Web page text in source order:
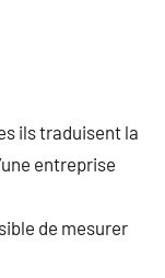
ils traduisent la
entreprise
de mesurer